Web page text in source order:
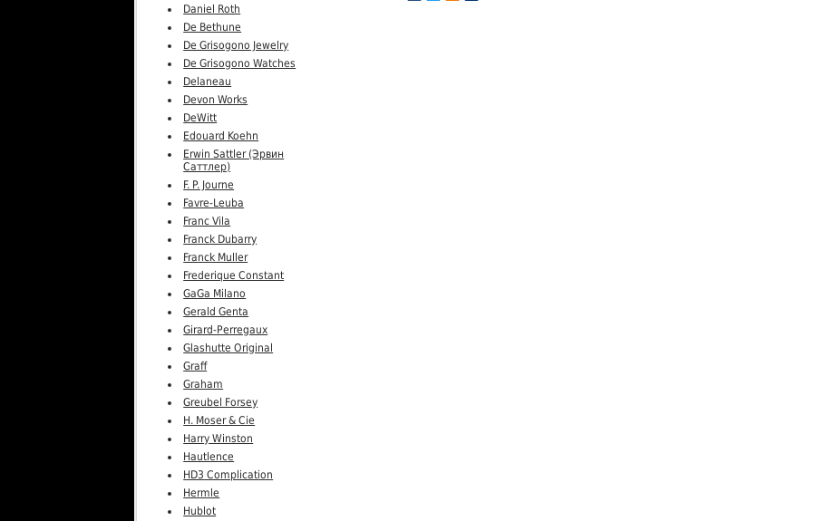
Daniel Roth
De Bethune
De Grisogono Jewelry
De Grisogono Watches
Delaneau
Devon Works
DeWitt
Edouard Koehn
Erwin Sattler (Эрвин
Саттлер)
F. P. Journe
Favre-Leuba
Franc Vila
Franck Dubarry
Franck Muller
Frederique Constant
GaGa Milano
Gerald Genta
Girard-Perregaux
Glashutte Original
Graff
Graham
Greubel Forsey
H. Moser & Cie
Harry Winston
Hautlence
HD3 Complication
Hermle
Hublot